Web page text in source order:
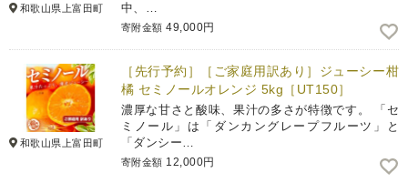
和歌山県上富田町
中、…
寄附金額 49,000円
和歌山県上富田町
［先行予約］［ご家庭用訳あり］ジューシー柑
橘 セミノールオレンジ 5kg［UT150］
濃厚な甘さと酸味、果汁の多さが特徴です。 「セ
ミノール」は「ダンカングレープフルーツ」と
「ダンシー…
寄附金額 12,000円